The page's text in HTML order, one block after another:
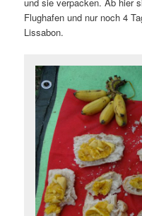
Flughafen und nur noch 4
Lissabon.